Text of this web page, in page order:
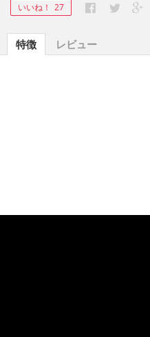
いいね！ 27
特徴 レビュー